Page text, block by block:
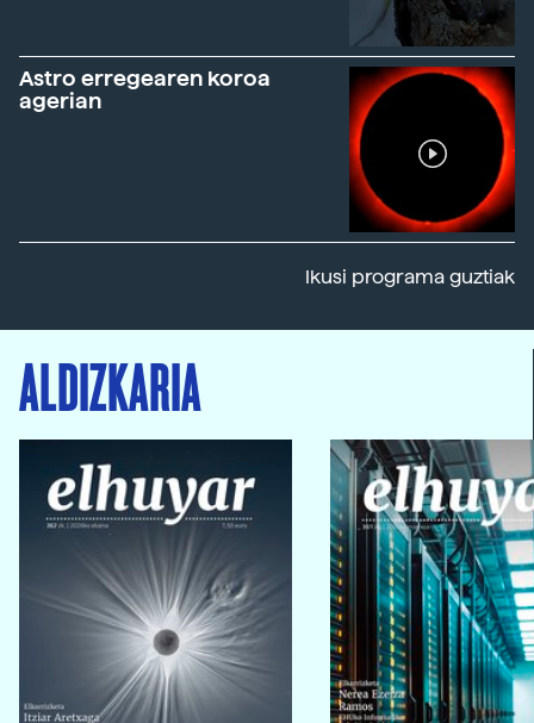
Astro erregearen koroa
agerian
Ikusi programa guztiak
ALDIZKARIA